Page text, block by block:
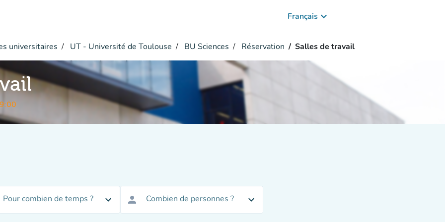
Français keyboard_arrow_down
universitaires UT - Université de Toulouse BU Sciences Réservation Salles de travail
Pour combien de temps ? expand_more person Combien de personnes ? expand_more